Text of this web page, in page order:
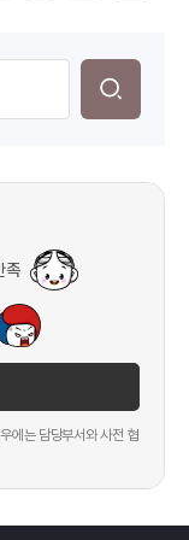
족
에는 담당부서와 사전 협